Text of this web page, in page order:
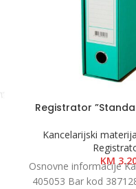
Registrator
Kancelarijski
KM
Osnovne informacije
405053 Bar kod